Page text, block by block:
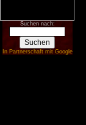
Suchen nach:
In Partnerschaft mit Google